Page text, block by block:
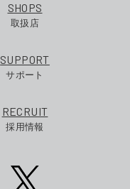
SHOPS
取扱店
SUPPORT
サポート
RECRUIT
採用情報